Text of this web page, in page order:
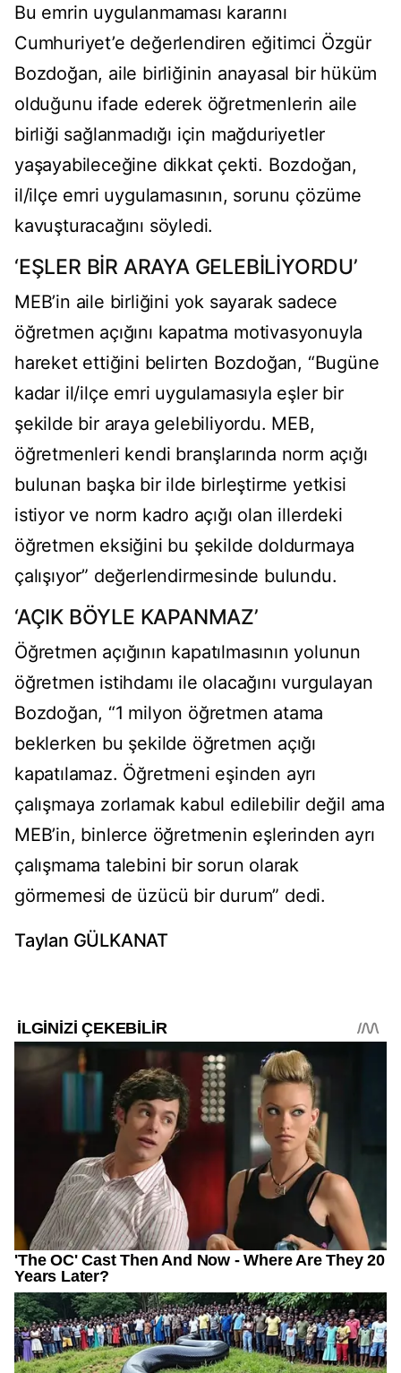
Bu emrin uygulanmaması kararını
Cumhuriyet’e değerlendiren eğitimci Özgür
Bozdoğan, aile birliğinin anayasal bir hüküm
olduğunu ifade ederek öğretmenlerin aile
birliği sağlanmadığı için mağduriyetler
yaşayabileceğine dikkat çekti. Bozdoğan,
il/ilçe emri uygulamasının, sorunu çözüme
kavuşturacağını söyledi.
‘EŞLER BİR ARAYA GELEBİLİYORDU’
MEB’in aile birliğini yok sayarak sadece
öğretmen açığını kapatma motivasyonuyla
hareket ettiğini belirten Bozdoğan, “Bugüne
kadar il/ilçe emri uygulamasıyla eşler bir
şekilde bir araya gelebiliyordu. MEB,
öğretmenleri kendi branşlarında norm açığı
bulunan başka bir ilde birleştirme yetkisi
istiyor ve norm kadro açığı olan illerdeki
öğretmen eksiğini bu şekilde doldurmaya
çalışıyor” değerlendirmesinde bulundu.
‘AÇIK BÖYLE KAPANMAZ’
Öğretmen açığının kapatılmasının yolunun
öğretmen istihdamı ile olacağını vurgulayan
Bozdoğan, “1 milyon öğretmen atama
beklerken bu şekilde öğretmen açığı
kapatılamaz. Öğretmeni eşinden ayrı
çalışmaya zorlamak kabul edilebilir değil ama
MEB’in, binlerce öğretmenin eşlerinden ayrı
çalışmama talebini bir sorun olarak
görmemesi de üzücü bir durum” dedi.
Taylan GÜLKANAT